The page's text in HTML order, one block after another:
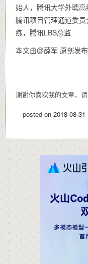
始人，腾讯大学外聘
腾讯项目管理通道委
练，腾讯LBS总监
本文由@薛军 原创发
谢谢你喜欢我的文章，请
posted on 2018-08-31